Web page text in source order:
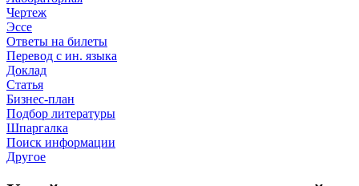
Чертеж
Эссе
Ответы на билеты
Перевод с ин. языка
Доклад
Статья
Бизнес-план
Подбор литературы
Шпаргалка
Поиск информации
Другое